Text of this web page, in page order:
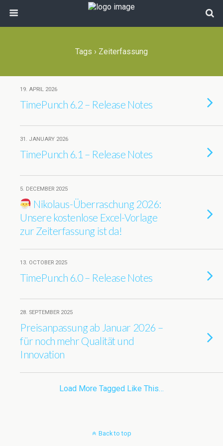
Tags › Zeiterfassung
19. APRIL 2026
TimePunch 6.2 – Release Notes
31. JANUARY 2026
TimePunch 6.1 – Release Notes
5. DECEMBER 2025
Nikolaus-Überraschung 2026:
Unsere kostenlose Excel-Vorlage
zur Zeiterfassung ist da!
13. OCTOBER 2025
TimePunch 6.0 – Release Notes
28. SEPTEMBER 2025
Preisanpassung ab Januar 2026 –
für noch mehr Qualität und
Innovation
Load More Tagged Like This…
Back to top